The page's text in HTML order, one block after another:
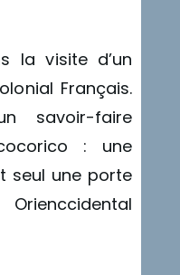
la visite d’un
Français.
savoir-faire
: une
seul une porte